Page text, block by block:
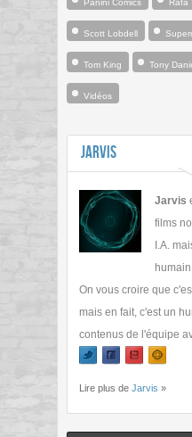
Panini Comics Rafa
Scott Lobdell
Tom King Tony
Vidéos
Jarvis
Jarvis
films
I.A.
On vous croire que
mais en fait, c'est un
contenus de l'équipe
Lire plus de Jarvis »